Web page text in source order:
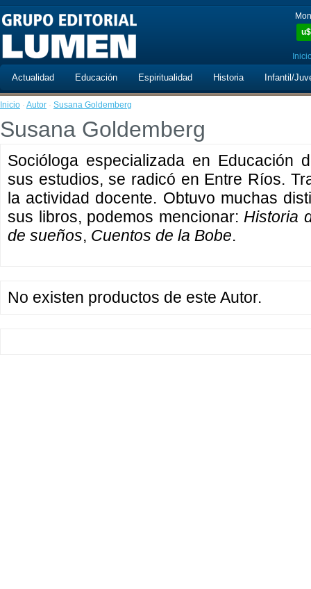
u$
Actualidad Educación Espiritualidad Historia Infantil/
Inicio · Autor · Susana Goldemberg
Susana Goldemberg
Socióloga especializada en Educación
sus estudios, se radicó en Entre Ríos.
la actividad docente. Obtuvo muchas
sus libros, podemos mencionar: Historia
de sueños, Cuentos de la Bobe.
No existen productos de este Autor.